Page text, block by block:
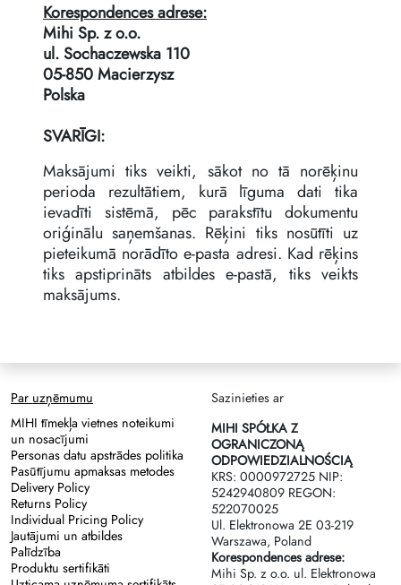
Korespondences adrese:
Mihi Sp. z o.o.
ul. Sochaczewska 110
05-850 Macierzysz
Polska
SVARĪGI:
Maksājumi tiks veikti, sākot no tā norēķinu
perioda rezultātiem, kurā līguma dati tika
ievadīti sistēmā, pēc parakstītu dokumentu
oriģinālu saņemšanas. Rēķini tiks nosūtīti uz
pieteikumā norādīto e-pasta adresi. Kad rēķins
tiks apstiprināts atbildes e-pastā, tiks veikts
maksājums.
Par uzņēmumu
MIHI tīmekļa vietnes noteikumi
un nosacījumi
Personas datu apstrādes politika
Pasūtījumu apmaksas metodes
Delivery Policy
Returns Policy
Individual Pricing Policy
Jautājumi un atbildes
Palīdzība
Produktu sertifikāti
Sazinieties ar
MIHI SPÓŁKA Z
OGRANICZONĄ
ODPOWIEDZIALNOŚCIĄ
KRS: 0000972725 NIP:
5242940809 REGON:
522070025
Ul. Elektronowa 2Е 03-219
Warszawa, Poland
Korespondences adrese:
Mihi Sp. z o.o. ul. Elektronowa